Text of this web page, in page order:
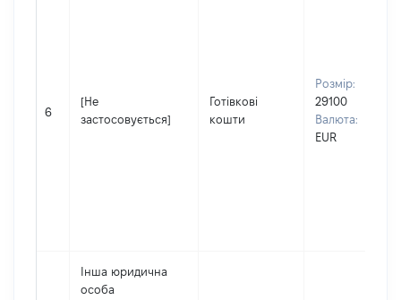
6
[Не
застосовується]
Готівкові
кошти
Розмір:
29100
Валюта:
EUR
Інша юридична
особа